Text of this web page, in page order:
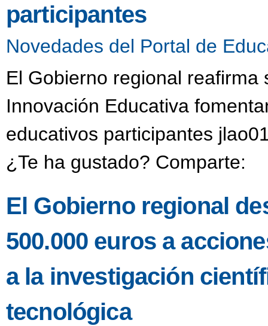
participantes
Novedades del Portal de
El Gobierno regional
Innovación Educativa
educativos participantes
¿Te ha gustado? Comparte:
El Gobierno regional
500.000 euros a
a la investigación
tecnológica